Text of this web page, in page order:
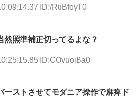
ID:/RuBfoyT0
然照準補正切ってるよな？
ID:COvuoiBa0
ーストさせてモダニア操作で麻痺ド